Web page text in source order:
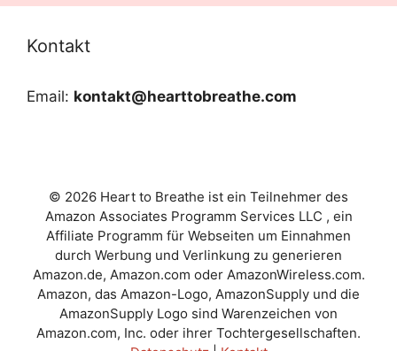
Kontakt
Email: kontakt@hearttobreathe.com
© 2026 Heart to Breathe ist ein Teilnehmer des
Amazon Associates Programm Services LLC , ein
Affiliate Programm für Webseiten um Einnahmen
durch Werbung und Verlinkung zu generieren
Amazon.de, Amazon.com oder AmazonWireless.com.
Amazon, das Amazon-Logo, AmazonSupply und die
AmazonSupply Logo sind Warenzeichen von
Amazon.com, Inc. oder ihrer Tochtergesellschaften.